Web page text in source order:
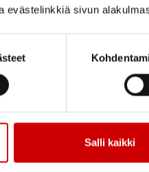
evästelinkkiä sivun
Salli kaikki
tai vaikka